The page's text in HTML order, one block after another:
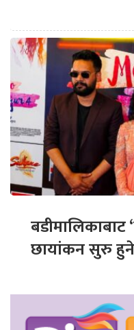
बडीमालिकाबाट
छायांकन सुरु हुने